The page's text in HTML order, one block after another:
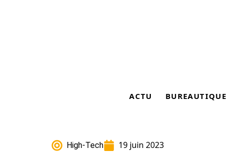
ACTU BUREAUTIQUE
High-Tech 19 juin 2023